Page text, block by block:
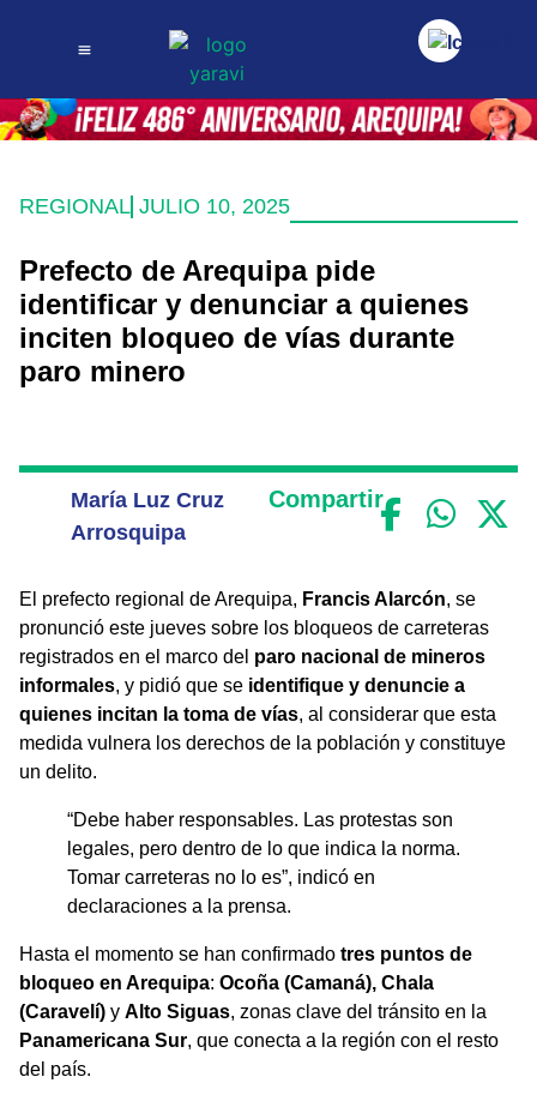
REGIONAL JULIO 10, 2025
Prefecto de Arequipa pide
identificar y denunciar a quienes
inciten bloqueo de vías durante
paro minero
María Luz Cruz
Arrosquipa
Compartir
El prefecto regional de Arequipa, Francis Alarcón, se
pronunció este jueves sobre los bloqueos de carreteras
registrados en el marco del paro nacional de mineros
informales, y pidió que se identifique y denuncie a
quienes incitan la toma de vías, al considerar que esta
medida vulnera los derechos de la población y constituye
un delito.
“Debe haber responsables. Las protestas son
legales, pero dentro de lo que indica la norma.
Tomar carreteras no lo es”, indicó en
declaraciones a la prensa.
Hasta el momento se han confirmado tres puntos de
bloqueo en Arequipa: Ocoña (Camaná), Chala
(Caravelí) y Alto Siguas, zonas clave del tránsito en la
Panamericana Sur, que conecta a la región con el resto
del país.